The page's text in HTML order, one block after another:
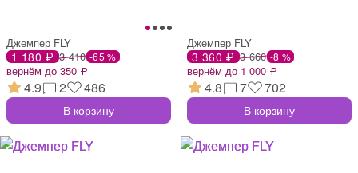
Джемпер FLY
1 180 ₽ 3 410 -65 %
вернём до 350 ₽
4.9 2 486
В корзину
Джемпер FLY
3 360 ₽ 3 660 -8 %
вернём до 1 000 ₽
4.8 7 702
В корзину